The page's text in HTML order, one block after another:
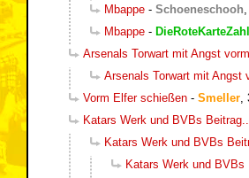
Mbappe - Schoeneschooh
Mbappe -
Arsenals Torwart mit Angst
Arsenals Torwart mit Angst
Vorm Elfer schießen - Smeller
Katars Werk und BVBs Beitrag...
Katars Werk und BVBs
Katars Werk und BVBs